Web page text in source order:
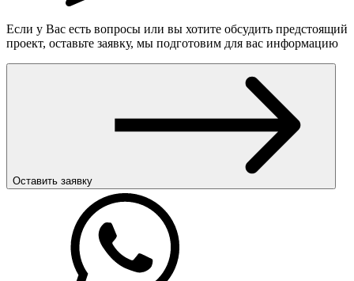
Если у Вас есть вопросы или вы хотите обсудить предстоящий
проект, оставьте заявку, мы подготовим для вас информацию
Оставить заявку